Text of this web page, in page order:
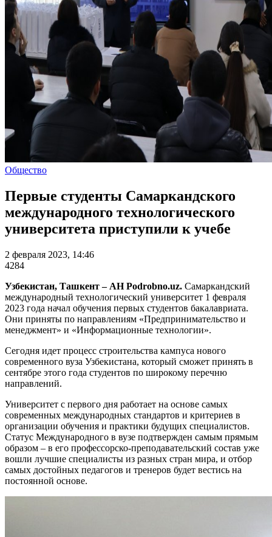
Общество
Первые студенты Самаркандского
международного технологического
университета приступили к учебе
2 февраля 2023, 14:46
4284
Узбекистан, Ташкент – АН Podrobno.uz. Самаркандский
международный технологический университет 1 февраля
2023 года начал обучения первых студентов бакалавриата.
Они приняты по направлениям «Предпринимательство и
менеджмент» и «Информационные технологии».
Сегодня идет процесс строительства кампуса нового
современного вуза Узбекистана, который сможет принять в
сентябре этого года студентов по широкому перечню
направлений.
Университет с первого дня работает на основе самых
современных международных стандартов и критериев в
организации обучения и практики будущих специалистов.
Статус Международного в вузе подтвержден самым прямым
образом – в его профессорско-преподавательский состав уже
вошли лучшие специалисты из разных стран мира, и отбор
самых достойных педагогов и тренеров будет вестись на
постоянной основе.